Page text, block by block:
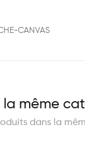
CANVAS
la même
dans la